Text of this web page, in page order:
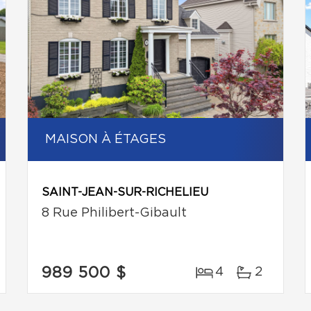
MAISON À ÉTAGES
SAINT-JEAN-SUR-RICHELIEU
8 Rue Philibert-Gibault
989 500 $ 4 2